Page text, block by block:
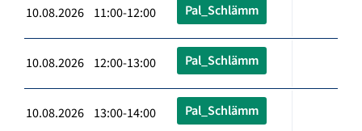
10.08.2026 11:00-12:00 Pal_Schlämm
10.08.2026 12:00-13:00 Pal_Schlämm
10.08.2026 13:00-14:00 Pal_Schlämm